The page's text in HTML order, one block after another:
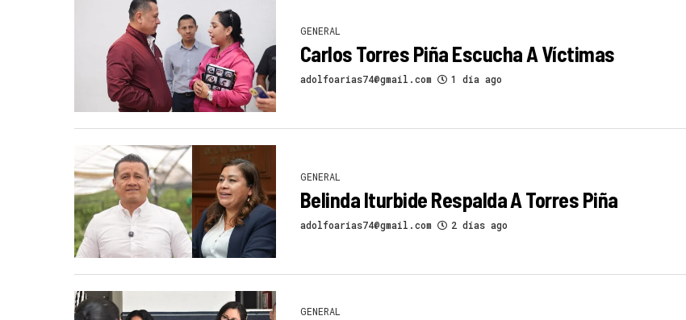
GENERAL
Carlos Torres Piña Escucha A Víctimas
adolfoarias74@gmail.com 1 día ago
GENERAL
Belinda Iturbide Respalda A Torres Piña
adolfoarias74@gmail.com 2 días ago
GENERAL